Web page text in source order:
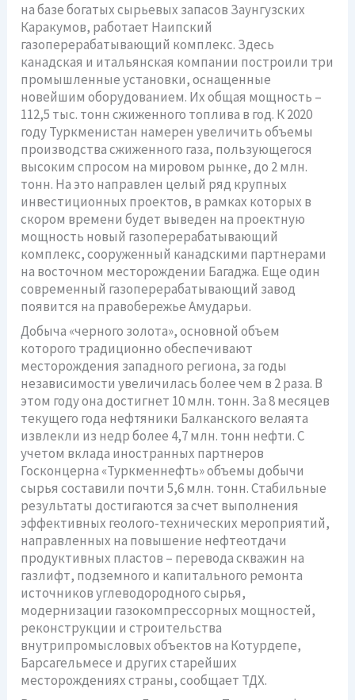
на базе богатых сырьевых запасов Заунгузских
Каракумов, работает Наипский
газоперерабатывающий комплекс. Здесь
канадская и итальянская компании построили три
промышленные установки, оснащенные
новейшим оборудованием. Их общая мощность –
112,5 тыс. тонн сжиженного топлива в год. К 2020
году Туркменистан намерен увеличить объемы
производства сжиженного газа, пользующегося
высоким спросом на мировом рынке, до 2 млн.
тонн. На это направлен целый ряд крупных
инвестиционных проектов, в рамках которых в
скором времени будет выведен на проектную
мощность новый газоперерабатывающий
комплекс, сооруженный канадскими партнерами
на восточном месторождении Багаджа. Еще один
современный газоперерабатывающий завод
появится на правобережье Амударьи.
Добыча «черного золота», основной объем
которого традиционно обеспечивают
месторождения западного региона, за годы
независимости увеличилась более чем в 2 раза. В
этом году она достигнет 10 млн. тонн. За 8 месяцев
текущего года нефтяники Балканского велаята
извлекли из недр более 4,7 млн. тонн нефти. С
учетом вклада иностранных партнеров
Госконцерна «Туркменнефть» объемы добычи
сырья составили почти 5,6 млн. тонн. Стабильные
результаты достигаются за счет выполнения
эффективных геолого-технических мероприятий,
направленных на повышение нефтеотдачи
продуктивных пластов – перевода скважин на
газлифт, подземного и капитального ремонта
источников углеводородного сырья,
модернизации газокомпрессорных мощностей,
реконструкции и строительства
внутрипромысловых объектов на Котурдепе,
Барсагельмесе и других старейших
месторождениях страны, сообщает ТДХ.